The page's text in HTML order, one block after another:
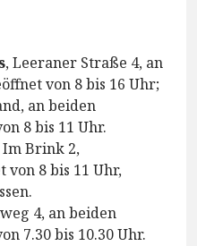
, Leeraner Straße 4, an
von 8 bis 16 Uhr;
an beiden
8 bis 11 Uhr.
Im Brink 2,
von 8 bis 11 Uhr,
4, an beiden
7.30 bis 10.30 Uhr.